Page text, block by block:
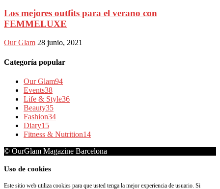
Los mejores outfits para el verano con
FEMMELUXE
Our Glam 28 junio, 2021
Categoría popular
Our Glam94
Events38
Life & Style36
Beauty35
Fashion34
Diary15
Fitness & Nutrition14
© OurGlam Magazine Barcelona
Uso de cookies
Este sitio web utiliza cookies para que usted tenga la mejor experiencia de usuario. Si